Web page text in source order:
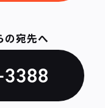
の宛先へ